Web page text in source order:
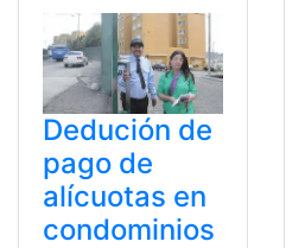
Dedución de
pago de
alícuotas en
condominios